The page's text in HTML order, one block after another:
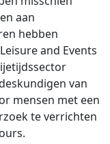
aan
hebben
and Events
van
mensen met een
te verrichten